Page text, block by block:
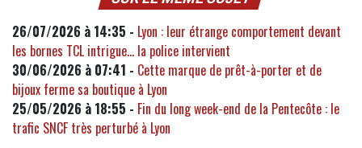
26/07/2026 à 14:35 - Lyon : leur étrange comportement devant
les bornes TCL intrigue... la police intervient
30/06/2026 à 07:41 - Cette marque de prêt-à-porter et de
bijoux ferme sa boutique à Lyon
25/05/2026 à 18:55 - Fin du long week-end de la Pentecôte : le
trafic SNCF très perturbé à Lyon